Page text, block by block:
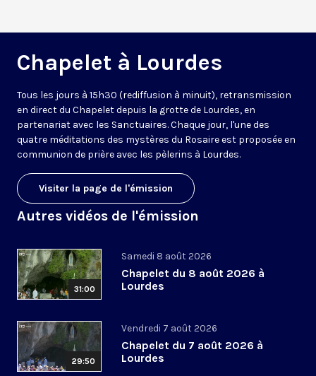
Chapelet à Lourdes
Tous les jours à 15h30 (rediffusion à minuit), retransmission
en direct du Chapelet depuis la grotte de Lourdes, en
partenariat avec les Sanctuaires. Chaque jour, l'une des
quatre méditations des mystères du Rosaire est proposée en
communion de prière avec les pèlerins à Lourdes.
Visiter la page de l'émission
Autres vidéos de l'émission
31:00
Samedi 8 août 2026
Chapelet du 8 août 2026 à
Lourdes
29:50
Vendredi 7 août 2026
Chapelet du 7 août 2026 à
Lourdes